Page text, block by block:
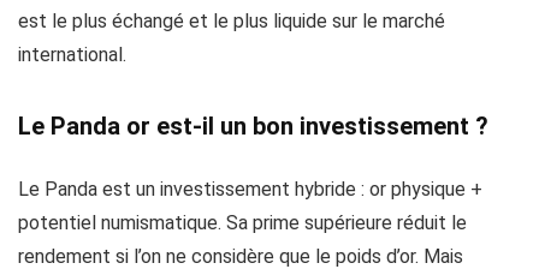
est le plus échangé et le plus liquide sur le marché
international.
Le Panda or est-il un bon investissement ?
Le Panda est un investissement hybride : or physique +
potentiel numismatique. Sa prime supérieure réduit le
rendement si l’on ne considère que le poids d’or. Mais